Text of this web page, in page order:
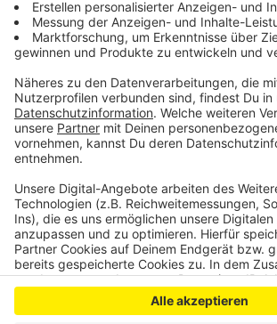
Anzeige
damit sich die Beamten auf ihre
konzentrieren können, heißt es.
Anzeige